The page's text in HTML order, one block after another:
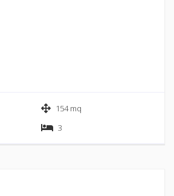
154 mq
3